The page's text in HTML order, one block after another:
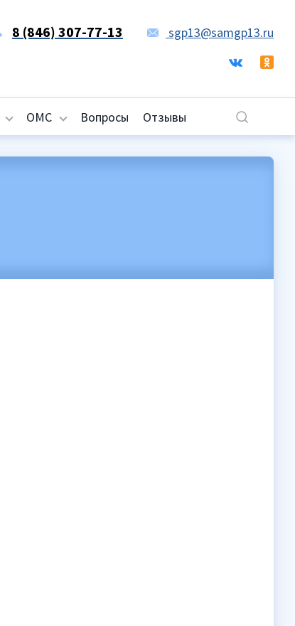
8 (846) 307-77-13 sgp13@samgp13.ru
ОМС Вопросы Отзывы